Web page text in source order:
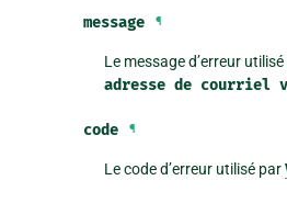
message ¶
Le message d’erreur
adresse de courriel
code ¶
Le code d’erreur utilisé par